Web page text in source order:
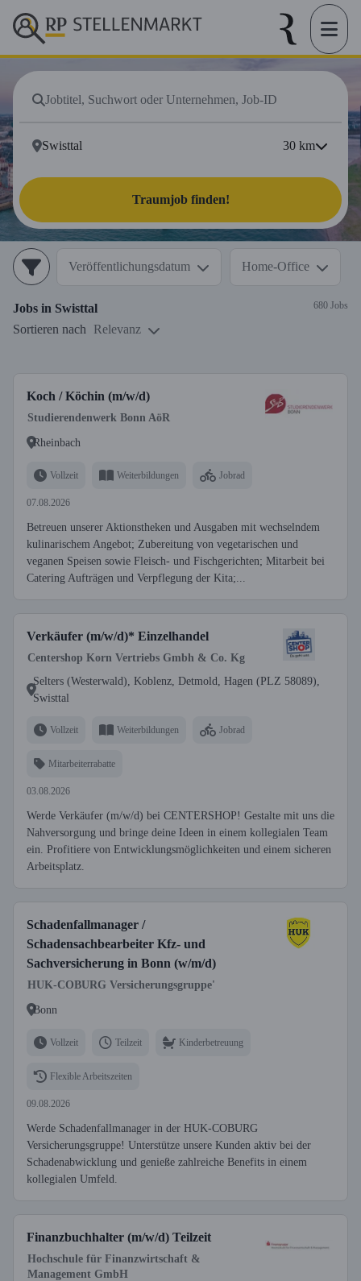
30 km
Traumjob finden!
Veröffentlichungsdatum Home-Office
Jobs in Swisttal 680 Jobs
Sortieren nach Relevanz
Koch / Köchin (m/w/d)
Studierendenwerk Bonn AöR
Rheinbach
Vollzeit Weiterbildungen Jobrad
07.08.2026
Betreuen unserer Aktionstheken und Ausgaben mit wechselndem
kulinarischem Angebot; Zubereitung von vegetarischen und
veganen Speisen sowie Fleisch- und Fischgerichten; Mitarbeit bei
Catering Aufträgen und Verpflegung der Kita;...
Verkäufer (m/w/d)* Einzelhandel
Centershop Korn Vertriebs Gmbh & Co. Kg
Selters (Westerwald), Koblenz, Detmold, Hagen (PLZ 58089),
Swisttal
Vollzeit Weiterbildungen Jobrad
Mitarbeiterrabatte
03.08.2026
Werde Verkäufer (m/w/d) bei CENTERSHOP! Gestalte mit uns die
Nahversorgung und bringe deine Ideen in einem kollegialen Team
ein. Profitiere von Entwicklungsmöglichkeiten und einem sicheren
Arbeitsplatz.
Schadenfallmanager /
Schadensachbearbeiter Kfz- und
Sachversicherung in Bonn (w/m/d)
HUK-COBURG Versicherungsgruppe'
Bonn
Vollzeit Teilzeit Kinderbetreuung
Flexible Arbeitszeiten
09.08.2026
Werde Schadenfallmanager in der HUK-COBURG
Versicherungsgruppe! Unterstütze unsere Kunden aktiv bei der
Schadenabwicklung und genieße zahlreiche Benefits in einem
kollegialen Umfeld.
Finanzbuchhalter (m/w/d) Teilzeit
Hochschule für Finanzwirtschaft &
Management GmbH